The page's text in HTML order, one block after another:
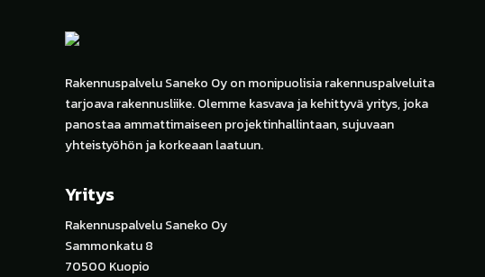
Rakennuspalvelu Saneko Oy on monipuolisia rakennuspalveluita
tarjoava rakennusliike. Olemme kasvava ja kehittyvä yritys, joka
panostaa ammattimaiseen projektinhallintaan, sujuvaan
yhteistyöhön ja korkeaan laatuun.
Yritys
Rakennuspalvelu Saneko Oy
Sammonkatu 8
70500 Kuopio